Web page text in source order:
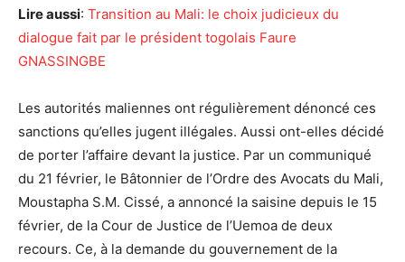
Lire aussi: Transition au Mali: le choix judicieux du
dialogue fait par le président togolais Faure
GNASSINGBE
Les autorités maliennes ont régulièrement dénoncé ces
sanctions qu’elles jugent illégales. Aussi ont-elles décidé
de porter l’affaire devant la justice. Par un communiqué
du 21 février, le Bâtonnier de l’Ordre des Avocats du Mali,
Moustapha S.M. Cissé, a annoncé la saisine depuis le 15
février, de la Cour de Justice de l’Uemoa de deux
recours. Ce, à la demande du gouvernement de la